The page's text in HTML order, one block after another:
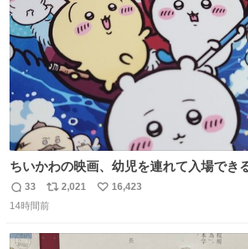
数
ちいかわの映画、幼児を連れて入場でき
子どもを連れて観てきたんですけど、セ
ーンで場内のベビーが一斉に泣き出して
返
信
33
リ
ポ
2,021
い
16,423
14時間前